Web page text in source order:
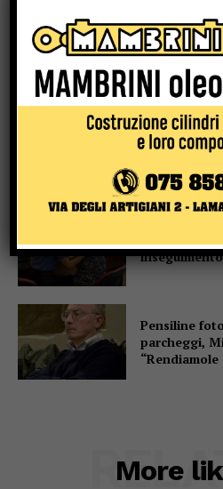
truffatori:
anni
Un abbraccio
Pensiline
parcheggi,
More